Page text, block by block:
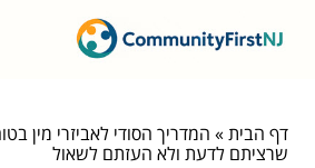
דף הבית» המדריך הסודי לאביזרי מין
שרציתם לדעת ולא העזתם לשאול